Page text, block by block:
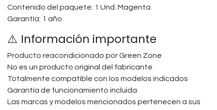
Contenido del paquete: 1 Und. Magenta
Garantía: 1 año
⚠️ Información importante
Producto reacondicionado por Green Zone
No es un producto original del fabricante
Totalmente compatible con los modelos indicados
Garantía de funcionamiento incluida
Las marcas y modelos mencionados pertenecen a sus